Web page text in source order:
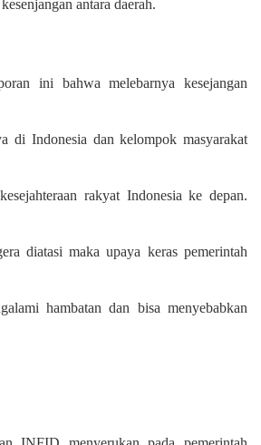
antara daerah.
ini bahwa melebarnya kesejangan
di Indonesia dan kelompok masyarakat
rakyat Indonesia ke depan.
diatasi maka upaya keras pemerintah
hambatan dan bisa menyebabkan